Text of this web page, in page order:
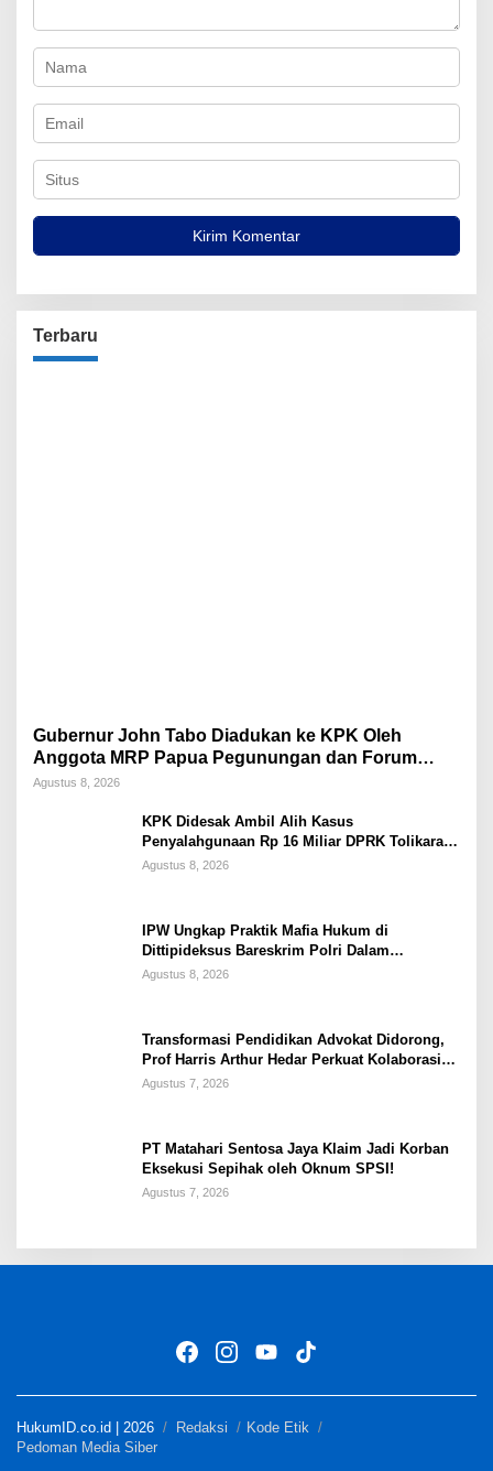
Terbaru
Gubernur John Tabo Diadukan ke KPK Oleh
Anggota MRP Papua Pegunungan dan Forum
Warga Papua
Agustus 8, 2026
KPK Didesak Ambil Alih Kasus
Penyalahgunaan Rp 16 Miliar DPRK Tolikara
Tahun 2017
Agustus 8, 2026
IPW Ungkap Praktik Mafia Hukum di
Dittipideksus Bareskrim Polri Dalam
Penanganan Kasus PT ARA
Agustus 8, 2026
Transformasi Pendidikan Advokat Didorong,
Prof Harris Arthur Hedar Perkuat Kolaborasi
Kampus
Agustus 7, 2026
PT Matahari Sentosa Jaya Klaim Jadi Korban
Eksekusi Sepihak oleh Oknum SPSI!
Agustus 7, 2026
HukumID.co.id | 2026 Redaksi
Kode Etik
Pedoman Media Siber